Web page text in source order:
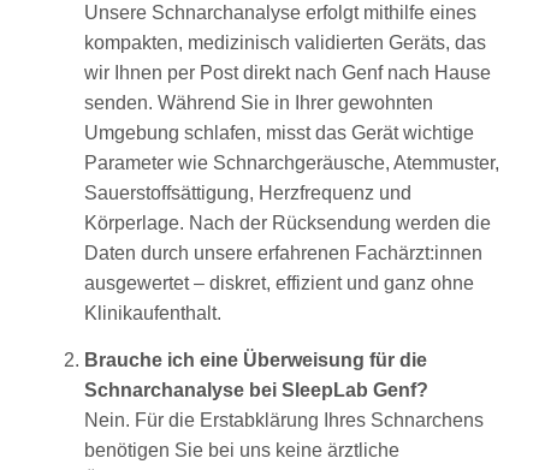
Unsere Schnarchanalyse erfolgt mithilfe eines
kompakten, medizinisch validierten Geräts, das
wir Ihnen per Post direkt nach Genf nach Hause
senden. Während Sie in Ihrer gewohnten
Umgebung schlafen, misst das Gerät wichtige
Parameter wie Schnarchgeräusche, Atemmuster,
Sauerstoffsättigung, Herzfrequenz und
Körperlage. Nach der Rücksendung werden die
Daten durch unsere erfahrenen Fachärzt:innen
ausgewertet – diskret, effizient und ganz ohne
Klinikaufenthalt.
Brauche ich eine Überweisung für die
Schnarchanalyse bei SleepLab Genf?
Nein. Für die Erstabklärung Ihres Schnarchens
benötigen Sie bei uns keine ärztliche